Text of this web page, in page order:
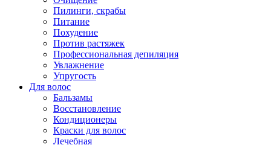
Пилинги, скрабы
Питание
Похудение
Против растяжек
Профессиональная депиляция
Увлажнение
Упругость
Для волос
Бальзамы
Восстановление
Кондиционеры
Краски для волос
Лечебная